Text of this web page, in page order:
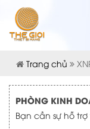
Trang chủ
PHÒNG KINH
Bạn cần sự hỗ